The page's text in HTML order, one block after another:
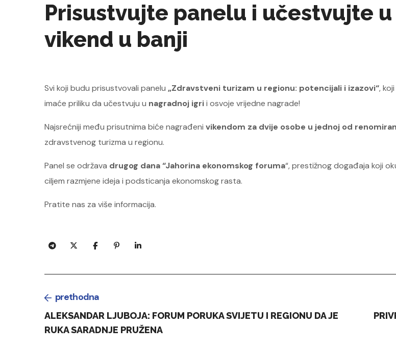
Prisustvujte panelu i učestvujte
vikend u banji
Svi koji budu prisustvovali panelu „Zdravstveni turizam u regionu: potencijali i izazovi“,
imaće priliku da učestvuju u nagradnoj igrii osvoje vrijedne nagrade!
Najsrećniji među prisutnima biće nagrađeni vikendom za dvije osobe u jednoj od
zdravstvenog turizma u regionu.
Panel se održava drugog dana “Jahorina ekonomskog foruma“, prestižnog događaja koji
ciljem razmjene ideja i podsticanja ekonomskog rasta.
Pratite nas za više informacija.
prethodna
ALEKSANDAR LJUBOJA: FORUM PORUKA SVIJETU I REGIONU DA JE
RUKA SARADNJE PRUŽENA